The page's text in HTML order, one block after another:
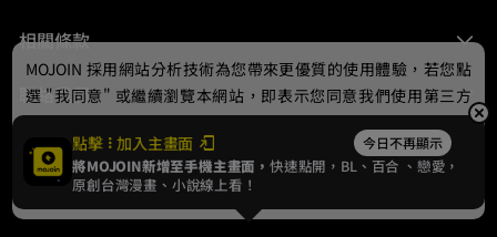
相關條款
聯絡我們
© 2024 gamania Digital Entertainment Co., Ltd.
點擊 加入主畫面 今日不再顯示
將MOJOIN新增至手機主畫面，快速點開，BL、 百合 、戀愛，
原創台灣漫畫、小說線上看！
MOJOIN 採用網站分析技術為您帶來更優質的使用體驗，若您點
選 "我同意" 或繼續瀏覽本網站，即表示您同意我們使用第三方
Cookie，欲瞭解更多資訊請見隱私權政策。
我同意